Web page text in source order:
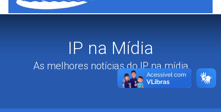
IP na Mídia
As melhores notícias do IP na mídia